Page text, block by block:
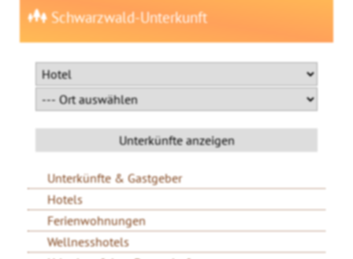
Schwarzwald-Unterkunft
Unterkünfte & Gastgeber
Hotels
Ferienwohnungen
Wellnesshotels